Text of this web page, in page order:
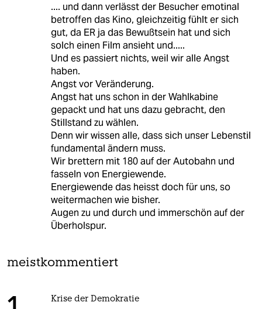
.... und dann verlässt der Besucher emotinal
betroffen das Kino, gleichzeitig fühlt er sich
gut, da ER ja das Bewußtsein hat und sich
solch einen Film ansieht und.....
Und es passiert nichts, weil wir alle Angst
haben.
Angst vor Veränderung.
Angst hat uns schon in der Wahlkabine
gepackt und hat uns dazu gebracht, den
Stillstand zu wählen.
Denn wir wissen alle, dass sich unser Lebenstil
fundamental ändern muss.
Wir brettern mit 180 auf der Autobahn und
fasseln von Energiewende.
Energiewende das heisst doch für uns, so
weitermachen wie bisher.
Augen zu und durch und immerschön auf der
Überholspur.
meistkommentiert
Krise der Demokratie